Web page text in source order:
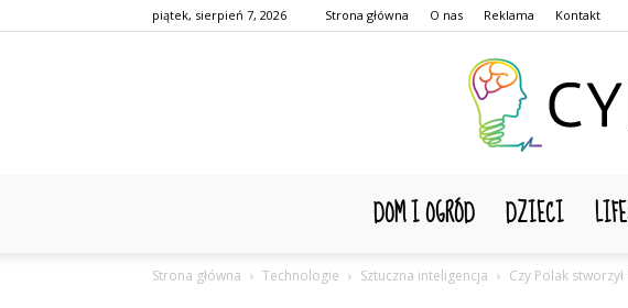
piątek, sierpień 7, 2026 Strona główna O nas Reklama Kontakt
DOM I OGRÓD DZIECI
Strona główna Technologie Sztuczna inteligencja Czy Polak stworzył